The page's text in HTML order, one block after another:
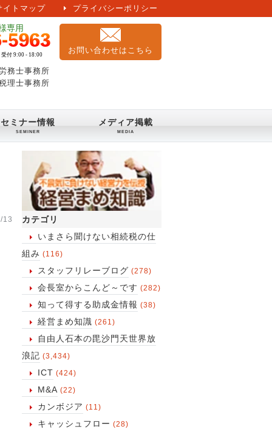
イトマップ プライバシーポリシー
お問い合わせはこちら
務士事務所
理士事務所
セミナー情報 メディア掲載
カテゴリ
いまさら聞けない相続税の仕
組み (116)
スタッフリレーブログ (278)
会長室からこんど～です (282)
知って得する助成金情報 (38)
経営まめ知識 (261)
自由人石本の毘沙門天世界放
浪記 (3,434)
ICT (424)
M&A (22)
カンボジア (11)
キャッシュフロー (28)
13